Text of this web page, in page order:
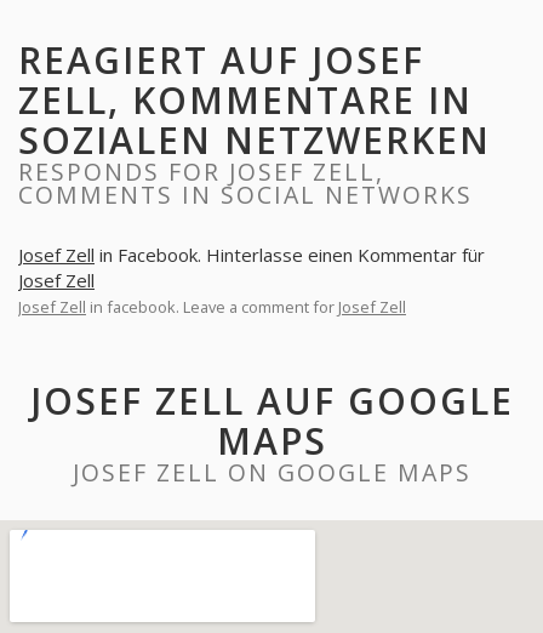
REAGIERT AUF JOSEF
ZELL, KOMMENTARE IN
SOZIALEN NETZWERKEN
RESPONDS FOR JOSEF ZELL,
COMMENTS IN SOCIAL NETWORKS
Josef Zell in Facebook. Hinterlasse einen Kommentar für
Josef Zell
Josef Zell in facebook. Leave a comment for Josef Zell
JOSEF ZELL AUF GOOGLE
MAPS
JOSEF ZELL ON GOOGLE MAPS